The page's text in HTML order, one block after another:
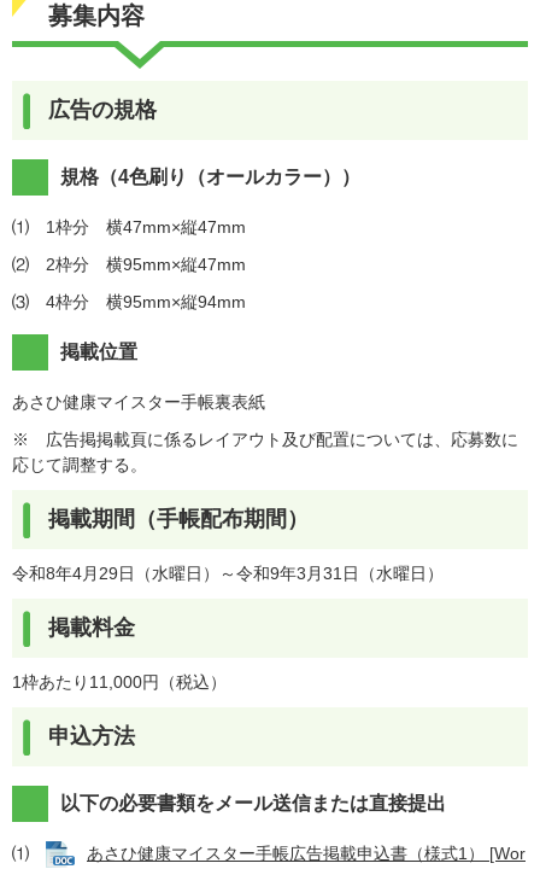
募集内容
広告の規格
規格（4色刷り（オールカラー））
⑴ 1枠分 横47mm×縦47mm
⑵ 2枠分 横95mm×縦47mm
⑶ 4枠分 横95mm×縦94mm
掲載位置
あさひ健康マイスター手帳裏表紙
※ 広告掲掲載頁に係るレイアウト及び配置については、応募数に
応じて調整する。
掲載期間（手帳配布期間）
令和8年4月29日（水曜日）～令和9年3月31日（水曜日）
掲載料金
1枠あたり11,000円（税込）
申込方法
以下の必要書類をメール送信または直接提出
⑴
あさひ健康マイスター手帳広告掲載申込書（様式1） [Wor